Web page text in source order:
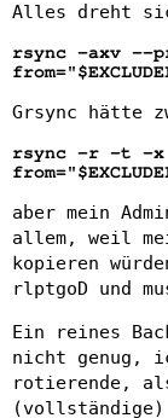
Alles dreht
rsync -axv --
Grsync hätte
rsync -r -t -x
aber mein
allem, weil
kopieren
rlptgoD und
Ein reines
nicht genug,
rotierende,